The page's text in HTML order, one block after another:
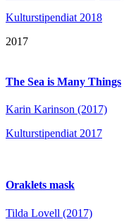
Kulturstipendiat 2018
2017
The Sea is Many Things
Karin Karinson (2017)
Kulturstipendiat 2017
Oraklets mask
Tilda Lovell (2017)